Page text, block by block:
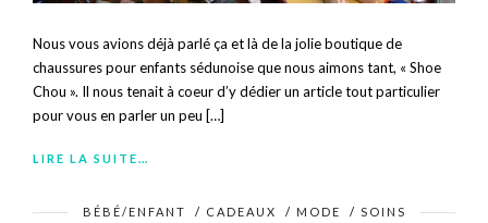
Nous vous avions déjà parlé ça et là de la jolie boutique de
chaussures pour enfants sédunoise que nous aimons tant, « Shoe
Chou ». Il nous tenait à coeur d’y dédier un article tout particulier
pour vous en parler un peu […]
LIRE LA SUITE…
BÉBÉ/ENFANT / CADEAUX / MODE / SOINS